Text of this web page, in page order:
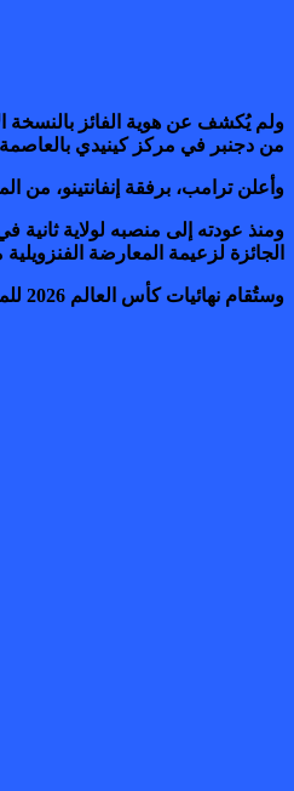
من دجنبر في مركز كينيدي
وأعلن ترامب، برفقة إنفانتينو،
ومنذ عودته إلى منصبه لولاية
الجائزة لزعيمة المعارضة الفنزويلية
وستُقام نهائيات كأس العالم 2026 للمرة الاولى بمشاركة 48 منتخبا في الولايات المتحدة وكندا والمكسيك في الفترة من 11 يونيو إلى 19 يوليوز المقبلين.